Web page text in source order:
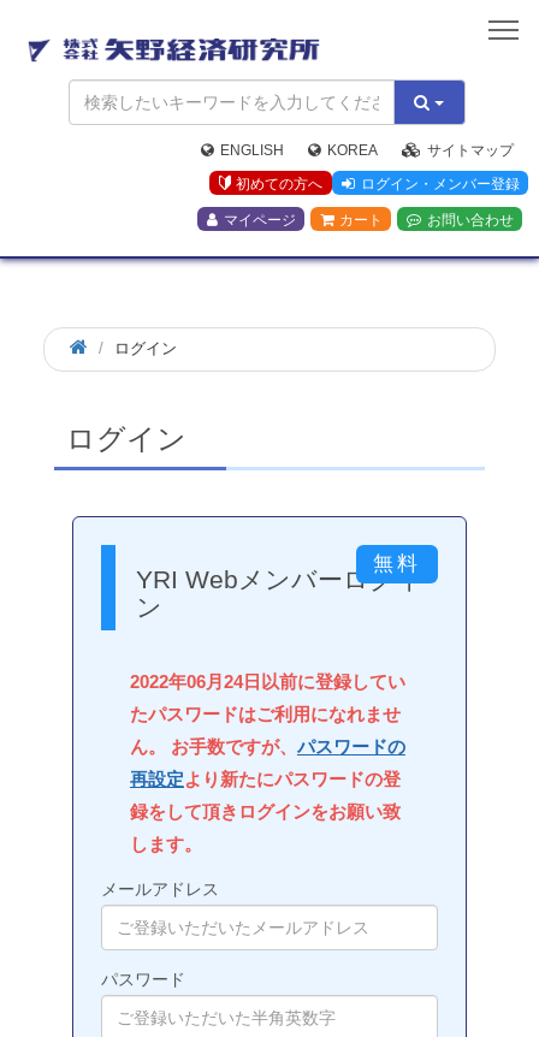
矢
野
経
済
研
究
所
ENGLISH KOREA
サイトマップ
初めての方へ
ログイン・メンバー登録
マイページ カート お問い合わせ
ログイン
ログイン
YRI Webメンバーログイ
ン
2022年06月24日以前に登録してい
たパスワードはご利用になれませ
ん。 お手数ですが、 パスワードの
再設定より新たにパスワードの登
録をして頂きログインをお願い致
します。
メールアドレス
パスワード